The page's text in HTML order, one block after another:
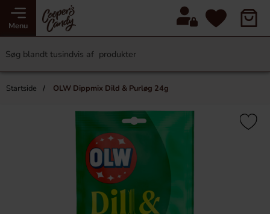
Menu
Startside OLW Dippmix Dild & Purløg 24g